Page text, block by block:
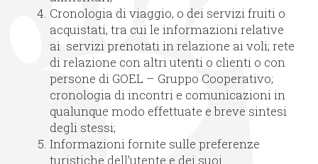
Cronologia di viaggio, o dei servizi fruiti o
acquistati, tra cui le informazioni relative
ai servizi prenotati in relazione ai voli; rete
di relazione con altri utenti o clienti o con
persone di GOEL – Gruppo Cooperativo;
cronologia di incontri e comunicazioni in
qualunque modo effettuate e breve sintesi
degli stessi;
Informazioni fornite sulle preferenze
turistiche dell'utente e dei suoi